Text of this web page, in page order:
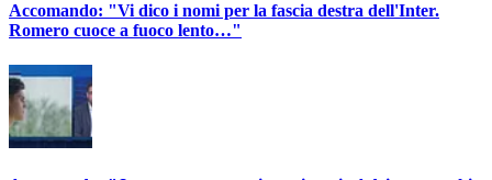
Accomando: "Vi dico i nomi per la fascia destra dell'Inter.
Romero cuoce a fuoco lento…"